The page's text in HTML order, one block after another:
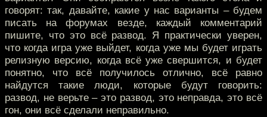
говорят: так, давайте, какие у нас варианты – будем
писать на форумах везде, каждый комментарий
пишите, что это всё развод. Я практически уверен,
что когда игра уже выйдет, когда уже мы будет играть
релизную версию, когда всё уже свершится, и будет
понятно, что всё получилось отлично, всё равно
найдутся такие люди, которые будут говорить:
развод, не верьте – это развод, это неправда, это всё
гон, они всё сделали неправильно.